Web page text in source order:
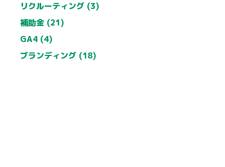
リクルーティング (3)
補助金 (21)
GA4 (4)
ブランディング (18)